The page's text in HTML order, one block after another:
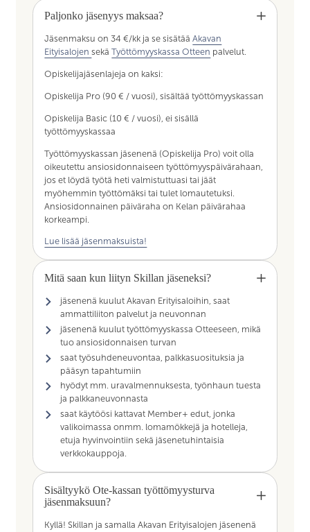
Paljonko jäsenyys maksaa?
Jäsenmaksu on 34 €/kk ja se sisätääAkavan
EityisalojensekäTyöttömyyskassa Otteen palvelut.
Opiskelijajäsenlajeja on kaksi:
Opiskelija Pro (90 € / vuosi), sisältää työttömyyskassan
Opiskelija Basic (10 € / vuosi), ei sisällä
työttömyyskassaa
Työttömyyskassan jäsenenä (Opiskelija Pro) voit olla
oikeutettu ansiosidonnaiseen työttömyyspäivärahaan,
jos et löydä työtä heti valmistuttuasi tai jäät
myöhemmin työttömäksi tai tulet lomautetuksi.
Ansiosidonnainen päiväraha on Kelan päivärahaa
korkeampi.
Lue lisää jäsenmaksuista!
Mitä saan kun liityn Skillan jäseneksi?
jäsenenä kuulut Akavan Erityisaloihin, saat
ammattiliiton palvelut ja neuvonnan
jäsenenä kuulut työttömyyskassa Otteeseen, mikä
tuo ansiosidonnaisen turvan
saat työsuhdeneuvontaa, palkkasuosituksia ja
pääsyn tapahtumiin
hyödyt mm. uravalmennuksesta, työnhaun tuesta
ja palkkaneuvonnasta
saat käytöösi kattavat Member+ edut, jonka
valikoimassa onmm. lomamökkejä ja hotelleja,
etuja hyvinvointiin sekä jäsenetuhintaisia
verkkokauppoja.
Sisältyykö Ote-kassan työttömyysturva
jäsenmaksuun?
Kyllä! Skillan ja samalla Akavan Erityisalojen jäsenenä